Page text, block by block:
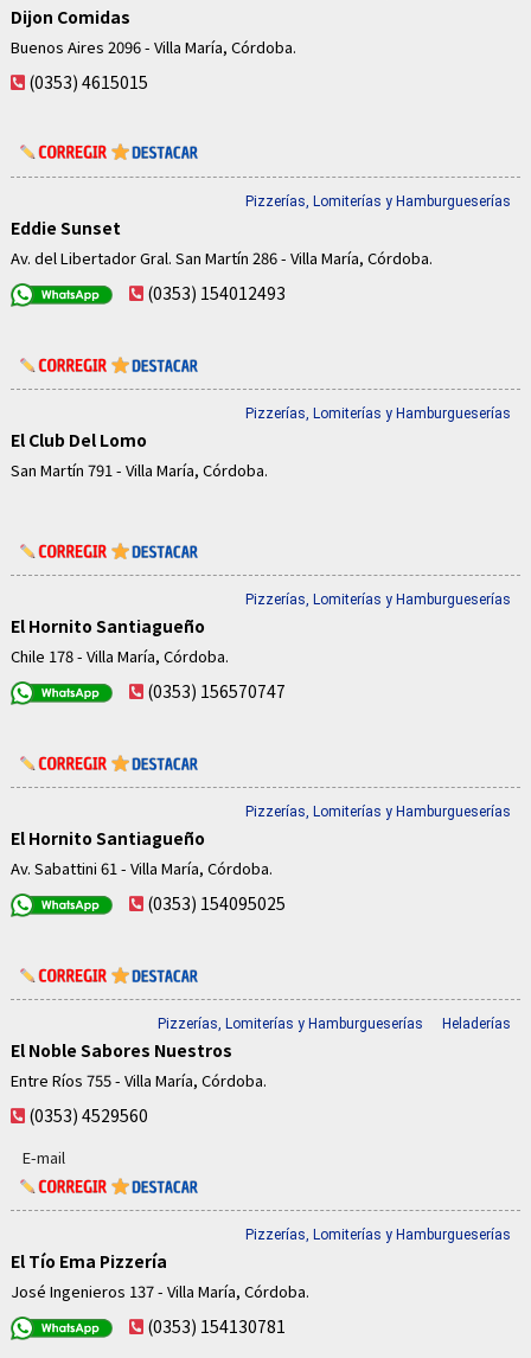
Dijon Comidas
Buenos Aires 2096 - Villa María, Córdoba.
(0353) 4615015
Pizzerías, Lomiterías y Hamburgueserías
Eddie Sunset
Av. del Libertador Gral. San Martín 286 - Villa María, Córdoba.
(0353) 154012493
Pizzerías, Lomiterías y Hamburgueserías
El Club Del Lomo
San Martín 791 - Villa María, Córdoba.
Pizzerías, Lomiterías y Hamburgueserías
El Hornito Santiagueño
Chile 178 - Villa María, Córdoba.
(0353) 156570747
Pizzerías, Lomiterías y Hamburgueserías
El Hornito Santiagueño
Av. Sabattini 61 - Villa María, Córdoba.
(0353) 154095025
Pizzerías, Lomiterías y Hamburgueserías Heladerías
El Noble Sabores Nuestros
Entre Ríos 755 - Villa María, Córdoba.
(0353) 4529560
E-mail
Pizzerías, Lomiterías y Hamburgueserías
El Tío Ema Pizzería
José Ingenieros 137 - Villa María, Córdoba.
(0353) 154130781